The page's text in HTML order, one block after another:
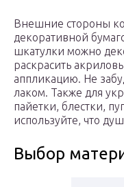
Внешние стороны
декоративной
шкатулки можно
раскрасить
аппликацию. Не
лаком. Также для
пайетки, блестки,
используйте, что
Выбор